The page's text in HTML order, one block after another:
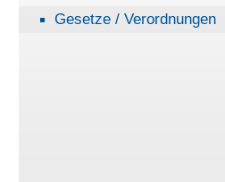
Gesetze / Verordnungen